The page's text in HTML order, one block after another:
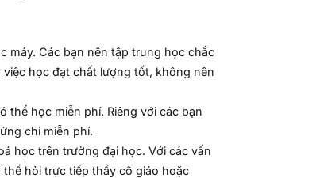
máy. Các bạn nên tập trung học chắc
học đạt chất lượng tốt, không nên
thể học miễn phí. Riêng với các bạn
chỉ miễn phí.
học trên trường đại học. Với các vấn
hỏi trực tiếp thầy cô giáo hoặc